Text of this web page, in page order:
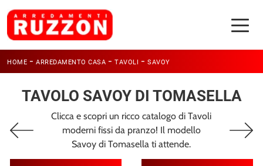
HOME - ARREDAMENTO CASA - TAVOLI - SAVOY
TAVOLO SAVOY DI TOMASELLA
Clicca e scopri un ricco catalogo di Tavoli
moderni fissi da pranzo! Il modello
Savoy di Tomasella ti attende.